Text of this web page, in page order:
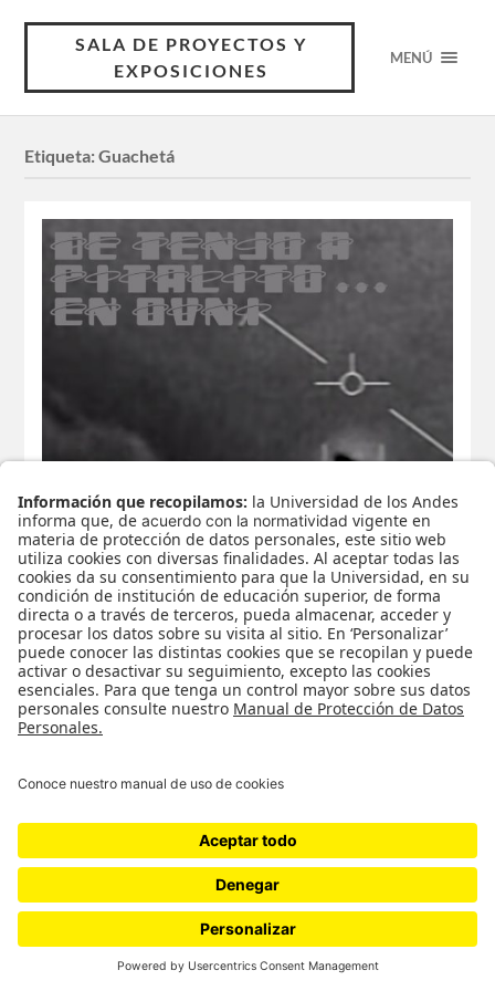
SALA DE PROYECTOS Y
EXPOSICIONES
MENÚ
Etiqueta:Guachetá
De Tenjo a Pitalito en Ovni / Luciana
Dávila, Guachetá
De Tenjo a Pitalito en Ovni Luciana Dávila Guachetá Del 4
en Ovni Un día un…